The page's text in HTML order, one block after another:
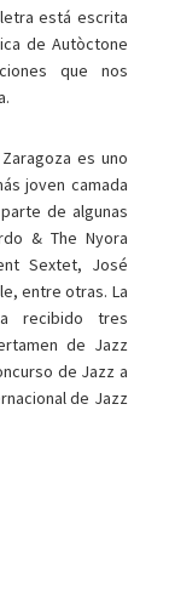
está escrita
de Autòctone
que nos
es uno
joven camada
de algunas
& The Nyora
Sextet, José
entre otras. La
recibido tres
de Jazz
de Jazz a
de Jazz